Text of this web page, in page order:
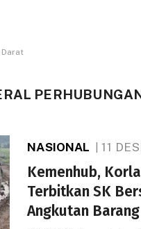
NASIONAL 11
Kemenhub,
Terbitkan SK
Angkutan Barang